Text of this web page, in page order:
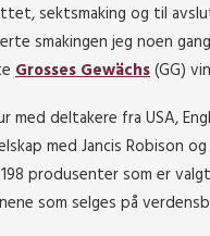
sektsmaking og til
smakingen jeg noen
Grosses Gewächs(GG)
deltakere fra USA,
med Jancis Robison
produsenter som er
som selges på